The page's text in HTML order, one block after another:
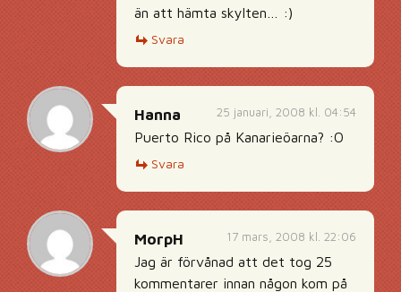
än att hämta skylten… :)
Svara
25 januari, 2008 kl. 04:54
Hanna
Puerto Rico på Kanarieöarna? :O
Svara
17 mars, 2008 kl. 22:06
MorpH
Jag är förvånad att det tog 25
kommentarer innan någon kom på